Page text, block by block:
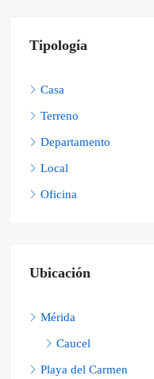
Tipología
Casa
Terreno
Departamento
Local
Oficina
Ubicación
Mérida
Caucel
Playa del Carmen